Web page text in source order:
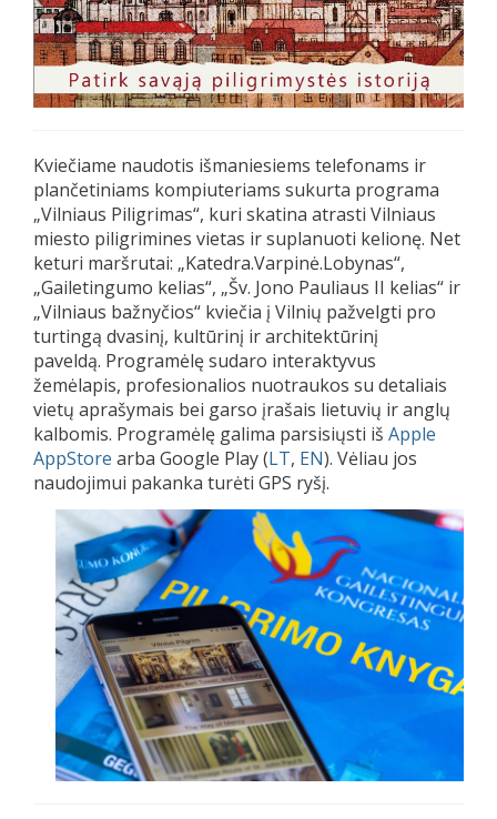
Kviečiame naudotis išmaniesiems telefonams ir
plančetiniams kompiuteriams sukurta programa
„Vilniaus Piligrimas“, kuri skatina atrasti Vilniaus
miesto piligrimines vietas ir suplanuoti kelionę. Net
keturi maršrutai: „Katedra.Varpinė.Lobynas“,
„Gailetingumo kelias“, „Šv. Jono Pauliaus II kelias“ ir
„Vilniaus bažnyčios“ kviečia į Vilnių pažvelgti pro
turtingą dvasinį, kultūrinį ir architektūrinį
paveldą. Programėlę sudaro interaktyvus
žemėlapis, profesionalios nuotraukos su detaliais
vietų aprašymais bei garso įrašais lietuvių ir anglų
kalbomis. Programėlę galima parsisiųsti iš Apple
AppStore arba Google Play (LT, EN). Vėliau jos
naudojimui pakanka turėti GPS ryšį.